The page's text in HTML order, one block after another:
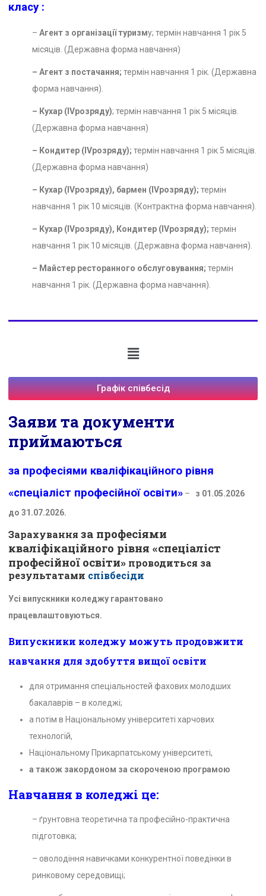
класу :
–Агент з організації туризму;термін навчання 1 рік 5
місяців. (Державна форма навчання)
– Агент з постачання; термін навчання 1 рік. (Державна
форма навчання).
– Кухар (ІVрозряду);термін навчання 1 рік 5 місяців.
(Державна форма навчання)
– Кондитер (IVрозряду);термін навчання 1 рік 5 місяців.
(Державна форма навчання)
– Кухар (IVрозряду), бармен (IVрозряду); термін
навчання 1 рік 10 місяців. (Контрактна форма навчання).
– Кухар (IVрозряду), Кондитер (IVрозряду); термін
навчання 1 рік 10 місяців. (Державна форма навчання).
– Майстер ресторанного обслуговування; термін
навчання 1 рік. (Державна форма навчання).
Графік співбесід
Заяви та документи
приймаються
за професіями кваліфікаційного рівня
«спеціаліст професійної освіти» –
з 01.05.2026
до 31.07.2026.
Зарахуванняза професіями
кваліфікаційного рівня «спеціаліст
професійної освіти» проводиться за
результатами співбесіди
Усі випускники коледжу гарантовано
працевлаштовуються.
Випускники коледжу можуть продовжити
навчання для здобуття вищої освіти
для отримання спеціальностей фахових молодших
бакалаврів – в коледжі;
а потім в Національному університеті харчових
технологій,
Національному Прикарпатському університеті,
а також закордоном за скороченою програмою
Навчання в коледжі це:
– ґрунтовна теоретична та професійно-практична
підготовка;
– оволодіння навичками конкурентної поведінки в
ринковому середовищі;